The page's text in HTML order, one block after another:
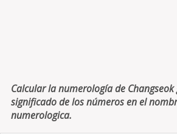
Calcular la numerología de Changseok
significado de los números en el
numerologica.